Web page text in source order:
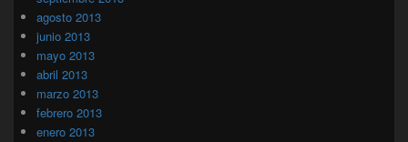
agosto 2013
junio 2013
mayo 2013
abril 2013
marzo 2013
febrero 2013
enero 2013